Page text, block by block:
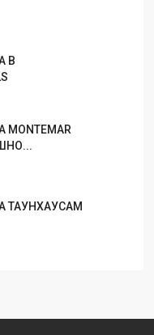
В
ТАУНХАУСАМ